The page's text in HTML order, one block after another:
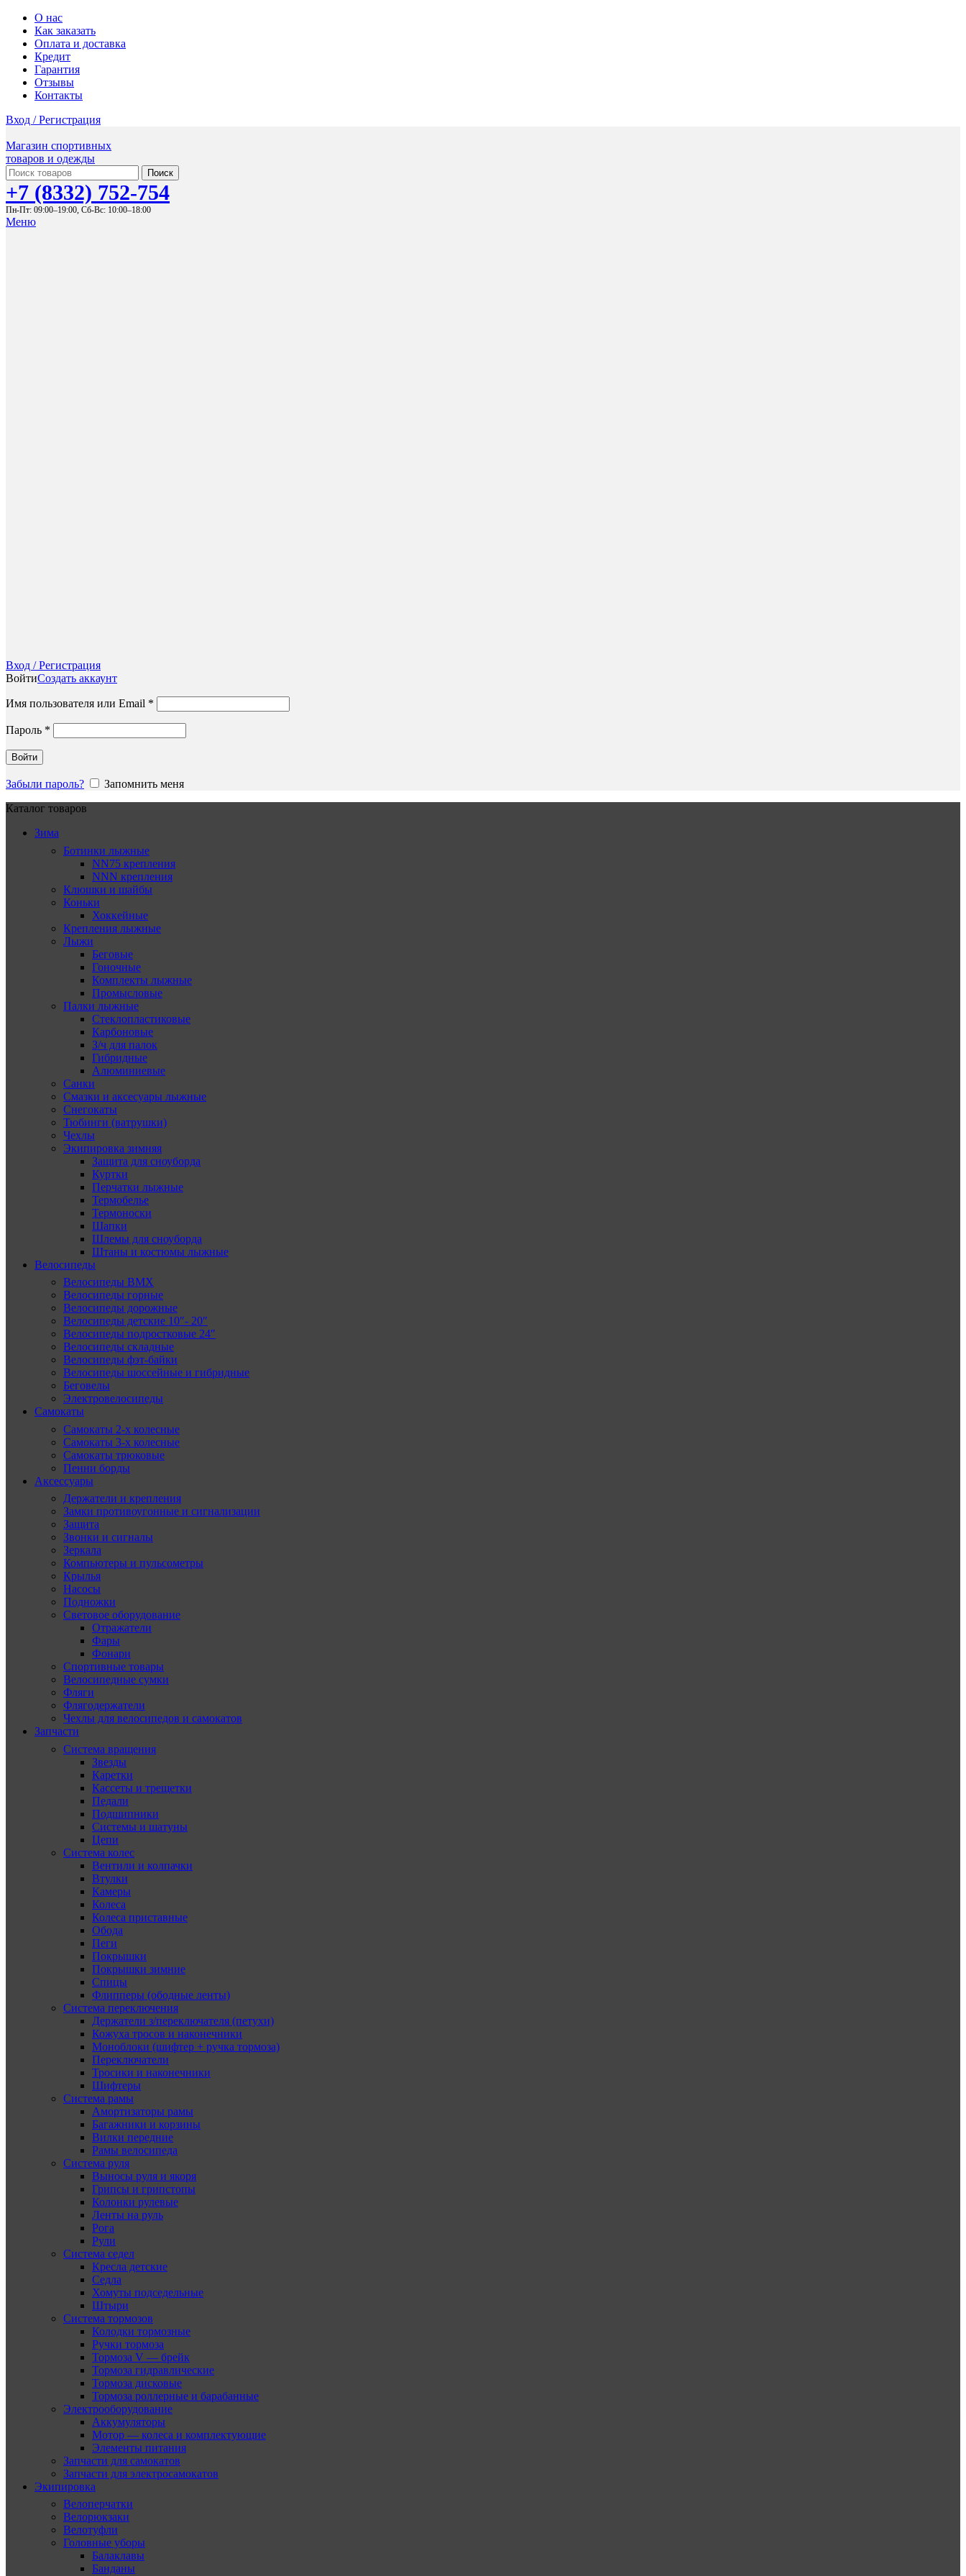
О нас
Как заказать
Оплата и доставка
Кредит
Гарантия
Отзывы
Контакты
Вход / Регистрация
Магазин спортивных
товаров и одежды
Поиск
+7 (8332) 752-754
Пн-Пт: 09:00–19:00, Сб-Вс: 10:00–18:00
Меню
Вход / Регистрация
ВойтиСоздать аккаунт
Имя пользователя или Email *
Пароль *
Войти
Забыли пароль?
Запомнить меня
Каталог товаров
Зима
Ботинки лыжные
NN75 крепления
NNN крепления
Клюшки и шайбы
Коньки
Хоккейные
Крепления лыжные
Лыжи
Беговые
Гоночные
Комплекты лыжные
Промысловые
Палки лыжные
Стеклопластиковые
Карбоновые
З/ч для палок
Гибридные
Алюминиевые
Санки
Смазки и аксесуары лыжные
Снегокаты
Тюбинги (ватрушки)
Чехлы
Экипировка зимняя
Защита для сноуборда
Куртки
Перчатки лыжные
Термобелье
Термоноски
Шапки
Шлемы для сноуборда
Штаны и костюмы лыжные
Велосипеды
Велосипеды BMX
Велосипеды горные
Велосипеды дорожные
Велосипеды детские 10″- 20″
Велосипеды подростковые 24″
Велосипеды складные
Велосипеды фэт-байки
Велосипеды шоссейные и гибридные
Беговелы
Электровелосипеды
Самокаты
Самокаты 2-х колесные
Самокаты 3-х колесные
Самокаты трюковые
Пенни борды
Аксессуары
Держатели и крепления
Замки противоугонные и сигнализации
Защита
Звонки и сигналы
Зеркала
Компьютеры и пульсометры
Крылья
Насосы
Подножки
Световое оборудование
Отражатели
Фары
Фонари
Спортивные товары
Велосипедные сумки
Фляги
Флягодержатели
Чехлы для велосипедов и самокатов
Запчасти
Система вращения
Звезды
Каретки
Кассеты и трещетки
Педали
Подшипники
Системы и шатуны
Цепи
Система колес
Вентили и колпачки
Втулки
Камеры
Колеса
Колеса приставные
Обода
Пеги
Покрышки
Покрышки зимние
Спицы
Флипперы (ободные ленты)
Система переключения
Держатели з/переключателя (петухи)
Кожуха тросов и наконечники
Моноблоки (шифтер + ручка тормоза)
Переключатели
Тросики и наконечники
Шифтеры
Система рамы
Амортизаторы рамы
Багажники и корзины
Вилки передние
Рамы велосипеда
Система руля
Выносы руля и якоря
Грипсы и грипстопы
Колонки рулевые
Ленты на руль
Рога
Рули
Система седел
Кресла детские
Седла
Хомуты подседельные
Штыри
Система тормозов
Колодки тормозные
Ручки тормоза
Тормоза V — брейк
Тормоза гидравлические
Тормоза дисковые
Тормоза роллерные и барабанные
Электрооборудование
Аккумуляторы
Мотор — колеса и комплектующие
Элементы питания
Запчасти для самокатов
Запчасти для электросамокатов
Экипировка
Велоперчатки
Велорюкзаки
Велотуфли
Головные уборы
Балаклавы
Банданы